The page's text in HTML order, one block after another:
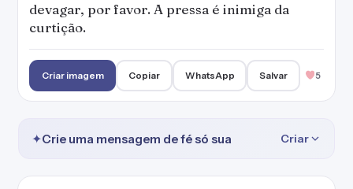
devagar, por favor. A pressa é inimiga da
curtição.
Criar imagem Copiar WhatsApp Salvar 5
✦Crie uma mensagem de fé só sua Criar